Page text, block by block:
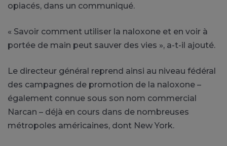
opiacés, dans un communiqué.
« Savoir comment utiliser la naloxone et en voir à
portée de main peut sauver des vies », a-t-il ajouté.
Le directeur général reprend ainsi au niveau fédéral
des campagnes de promotion de la naloxone –
également connue sous son nom commercial
Narcan – déjà en cours dans de nombreuses
métropoles américaines, dont New York.